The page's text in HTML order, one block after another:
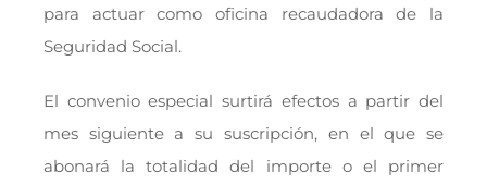
para actuar como oficina recaudadora de la
Seguridad Social.
El convenio especial surtirá efectos a partir del
mes siguiente a su suscripción, en el que se
abonará la totalidad del importe o el primer